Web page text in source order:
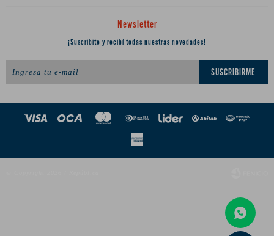
Newsletter
¡Suscribite y recibí todas nuestras novedades!
SUSCRIBIRME